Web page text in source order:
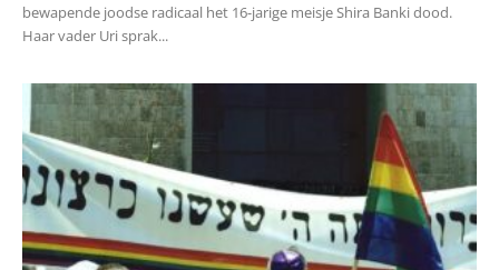
bewapende joodse radicaal het 16-jarige meisje Shira Banki dood.
Haar vader Uri sprak...